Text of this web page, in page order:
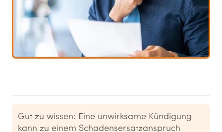
Gut zu wissen: Eine unwirksame Kündigung
kann zu einem Schadensersatzanspruch